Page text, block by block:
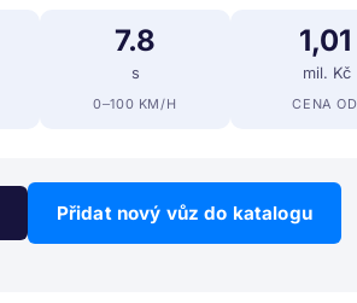
7.8
s
0–100 KM/H
1,01
mil. Kč
CENA OD
Přidat nový vůz do katalogu